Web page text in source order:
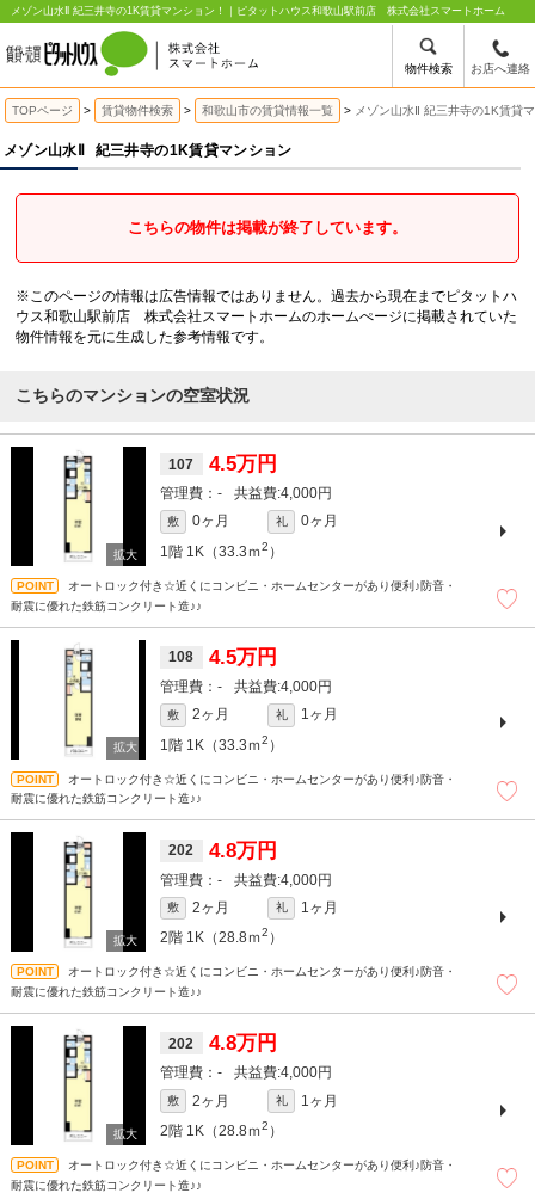
物件検索 お店へ連絡
メゾン山水Ⅱ 紀三井寺の1K賃貸マンション！｜ピタットハウス和歌山駅前店 株式会社スマートホーム
TOPページ 賃貸物件検索 和歌山市の賃貸情報一覧 メゾン山水Ⅱ 紀三井寺の1K賃貸
メゾン山水Ⅱ 紀三井寺の1K賃貸マンション
こちらの物件は掲載が終了しています。
※このページの情報は広告情報ではありません。過去から現在までピタットハ
ウス和歌山駅前店 株式会社スマートホームのホームぺージに掲載されていた
物件情報を元に生成した参考情報です。
こちらのマンションの空室状況
107 4.5万円
- 4,000円
敷 0ヶ月 礼
0ヶ月
1階 1K（33.3ｍ2 ）
オートロック付き☆近くにコンビニ・ホームセンターがあり便利♪防音・
耐震に優れた鉄筋コンクリート造♪♪
108 4.5万円
- 4,000円
敷 2ヶ月 礼
1ヶ月
1階 1K（33.3ｍ2 ）
オートロック付き☆近くにコンビニ・ホームセンターがあり便利♪防音・
耐震に優れた鉄筋コンクリート造♪♪
202 4.8万円
- 4,000円
敷 2ヶ月 礼
1ヶ月
2階 1K（28.8ｍ2 ）
オートロック付き☆近くにコンビニ・ホームセンターがあり便利♪防音・
耐震に優れた鉄筋コンクリート造♪♪
202 4.8万円
- 4,000円
敷 2ヶ月 礼
1ヶ月
2階 1K（28.8ｍ2 ）
オートロック付き☆近くにコンビニ・ホームセンターがあり便利♪防音・
耐震に優れた鉄筋コンクリート造♪♪